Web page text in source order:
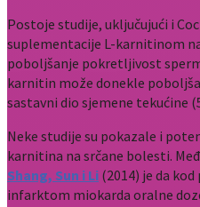
Postoje studije, uključujući i
suplementacije L-karnitinom
poboljšanje pokretljivost
karnitin može donekle
sastavni dio sjemene tekućine
Neke studije su pokazale i
karnitina na srčane bolesti.
Shang, Sun i Li (2014) je da
infarktom miokarda oralne